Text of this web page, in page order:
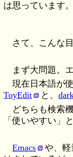
は思っています。
さて、こんな
まず大問題。
現在日本語が
ToyEdit
と、
どちらも検索
「使いやすい」
Emacs
や、軽